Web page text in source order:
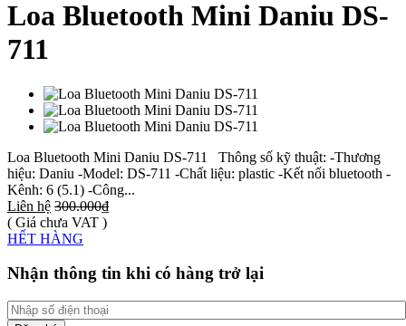
Loa Bluetooth Mini Daniu DS-
711
Loa Bluetooth Mini Daniu DS-711 Thông số kỹ thuật: -Thương
hiệu: Daniu -Model: DS-711 -Chất liệu: plastic -Kết nối bluetooth -
Kênh: 6 (5.1) -Công...
Liên hệ 300.000₫
( Giá chưa VAT )
HẾT HÀNG
Nhận thông tin khi có hàng trở lại